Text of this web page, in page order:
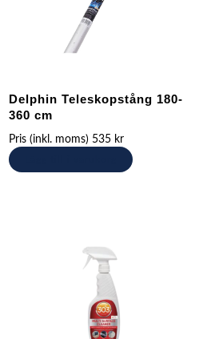
Delphin Teleskopstång 180-
360 cm
Pris (inkl. moms) 535 kr